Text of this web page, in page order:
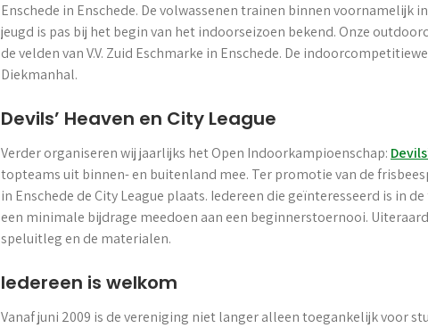
Enschede in Enschede. De volwassenen trainen binnen voornamelijk
jeugd is pas bij het begin van het indoorseizoen bekend. Onze
de velden van V.V. Zuid Eschmarke in Enschede. De
Diekmanhal.
Devils’ Heaven en City League
Verder organiseren wij jaarlijks het Open Indoorkampioenschap:
topteams uit binnen- en buitenland mee. Ter promotie van de
in Enschede de City League plaats. Iedereen die geïnteresseerd is in
een minimale bijdrage meedoen aan een beginnerstoernooi.
speluitleg en de materialen.
Iedereen is welkom
Vanaf juni 2009 is de vereniging niet langer alleen toegankelijk voor